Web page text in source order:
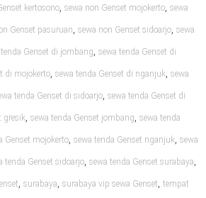
kertosono, sewa non Genset mojokerto, sewa
Genset pasuruan, sewa non Genset sidoarjo, sewa
Genset di jombang, sewa tenda Genset di
di mojokerto, sewa tenda Genset di nganjuk, sewa
tenda Genset di sidoarjo, sewa tenda Genset di
gresik, sewa tenda Genset jombang, sewa tenda
Genset mojokerto, sewa tenda Genset nganjuk, sewa
tenda Genset sidoarjo, sewa tenda Genset surabaya,
, surabaya, surabaya vip sewa Genset, tempat